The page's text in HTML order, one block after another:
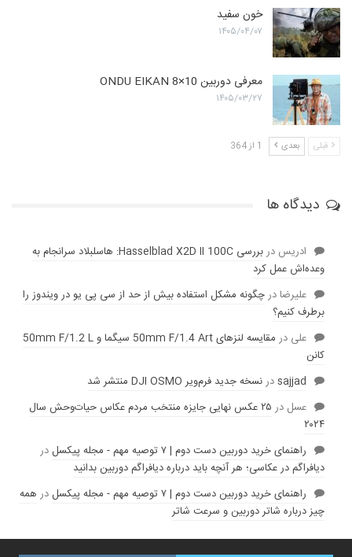
خون سفید
۱۴۰۵/۰۴/۰۷
معرفی دوربین ONDU EIKAN 8×10
۱۴۰۵/۰۳/۲۷
قبلی بعدی 1 از 364
دیدگاه ها
ادریس در
بررسی Hasselblad X2D II 100C: هاسلبلاد سرانجام به
وعده‌‌اش عمل کرد
عليرضادرچگونه مشکل استفاده بیش از حد از سی پی یو در ویندوز را
برطرف کنیم؟
علی در
مقایسه لنز‌های 50mm F/1.4 Art سیگما و 50mm F/1.2 L
کانن
sajjadدرنسخه جدید فرم‌ویر DJI OSMO منتشر شد
عسل در
۲۵ عکس نهایی جایزه منتخب مردم عکاس حیات‌وحش سال
۲۰۲۴
راهنمای خرید دوربین دست دوم | ۷ توصیه مهم - مجله پیکسل
در
دیافراگم در عکاسی؛ هر آنچه باید درباره دیافراگم دوربین بدانید
راهنمای خرید دوربین دست دوم | ۷ توصیه مهم - مجله پیکسل
در همه
چیز درباره شاتر دوربین و سرعت شاتر